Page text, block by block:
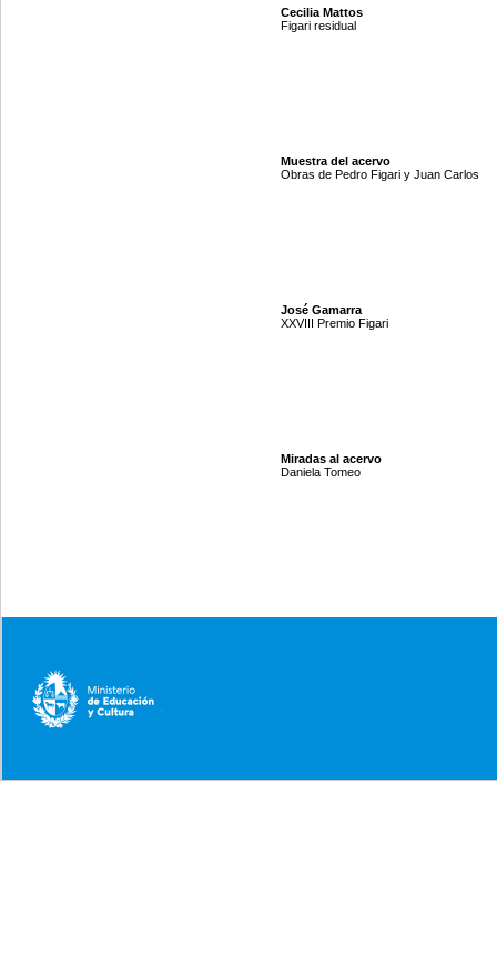
Cecilia Mattos
Figari residual
Muestra del acervo
Obras de Pedro Figari y Juan Carlos
José Gamarra
XXVIII Premio Figari
Miradas al acervo
Daniela Tomeo